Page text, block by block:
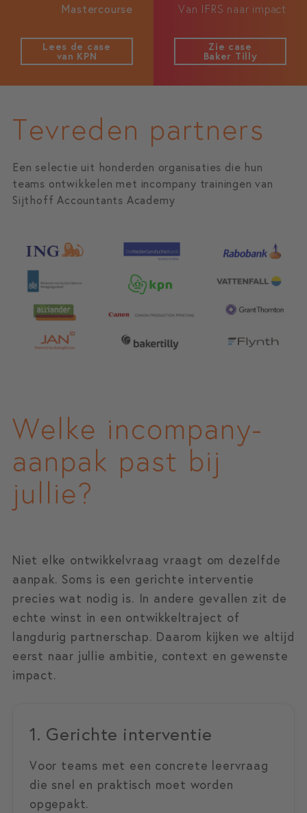
Mastercourse
Lees de case
van KPN
Van IFRS naar impact
Zie case
Baker Tilly
Tevreden partners
Een selectie uit honderden organisaties die hun
teams ontwikkelen met incompany trainingen van
Sijthoff Accountants Academy
Welke incompany-
aanpak past bij
jullie?
Niet elke ontwikkelvraag vraagt om dezelfde
aanpak. Soms is een gerichte interventie
precies wat nodig is. In andere gevallen zit de
echte winst in een ontwikkeltraject of
langdurig partnerschap. Daarom kijken we altijd
eerst naar jullie ambitie, context en gewenste
impact.
1. Gerichte interventie
Voor teams met een concrete leervraag
die snel en praktisch moet worden
opgepakt.